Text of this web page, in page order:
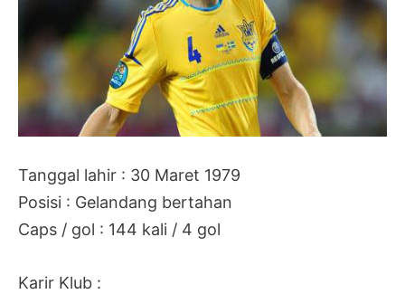
Tanggal lahir : 30 Maret 1979
Posisi : Gelandang bertahan
Caps / gol : 144 kali / 4 gol
Karir Klub :